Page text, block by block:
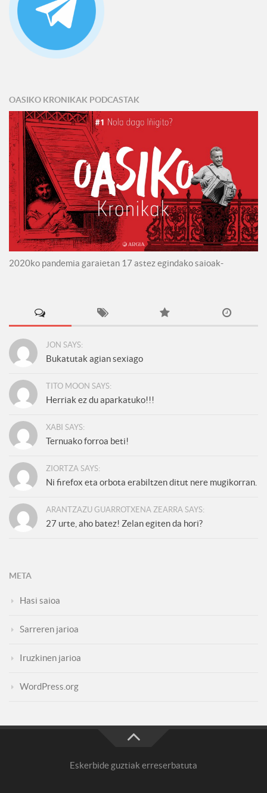
OASIKO KRONIKAK PODCASTAK
2020ko pandemia garaietan 17 astez egindako saioak-
JON SAYS:
Bukatutak agian sexiago
TITO MOON SAYS:
Herriak ez du aparkatuko!!!
XABI SAYS:
Ternuako forroa beti!
ZIORTZA SAYS:
Ni firefox eta orbota erabiltzen ditut nere mugikorran.
ARANTZAZU GUARROTXENA ZEARRA SAYS:
27 urte, aho batez! Zelan egiten da hori?
META
Hasi saioa
Sarreren jarioa
Iruzkinen jarioa
WordPress.org
Eskerbide guztiak erreserbatuta